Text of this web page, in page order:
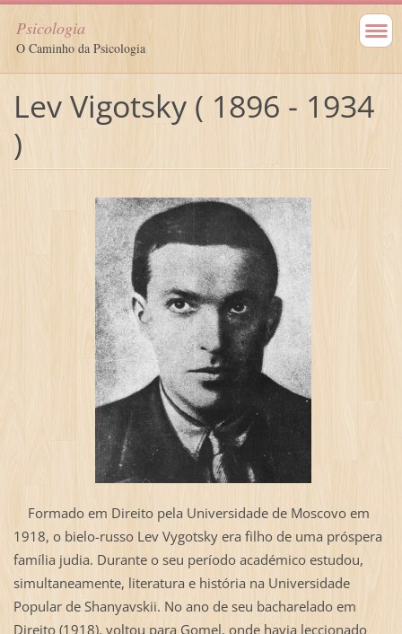
Psicologia
O Caminho da Psicologia
Lev Vigotsky ( 1896 - 1934
)
Formado em Direito pela Universidade de Moscovo em
1918, o bielo-russo Lev Vygotsky era filho de uma próspera
família judia. Durante o seu período académico estudou,
simultaneamente, literatura e história na Universidade
Popular de Shanyavskii. No ano de seu bacharelado em
Direito (1918), voltou para Gomel, onde havia leccionado